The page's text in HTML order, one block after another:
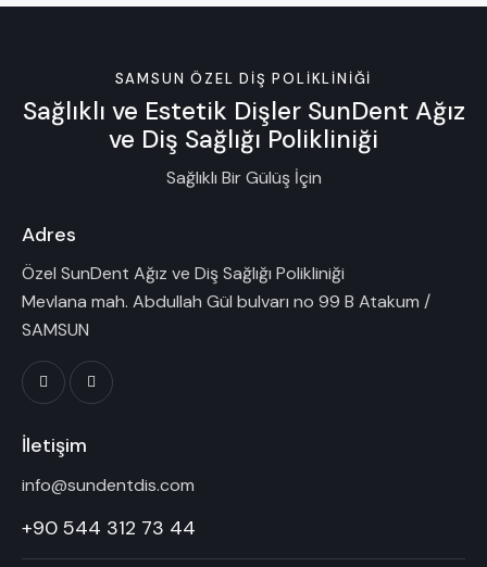
SAMSUN ÖZEL DIŞ POLIKLINIĞI
Sağlıklı ve Estetik Dişler SunDent Ağız
ve Diş Sağlığı Polikliniği
Sağlıklı Bir Gülüş İçin
Adres
Özel SunDent Ağız ve Diş Sağlığı Polikliniği
Mevlana mah. Abdullah Gül bulvarı no 99 B Atakum /
SAMSUN
İletişim
info@sundentdis.com
+90 544 312 73 44